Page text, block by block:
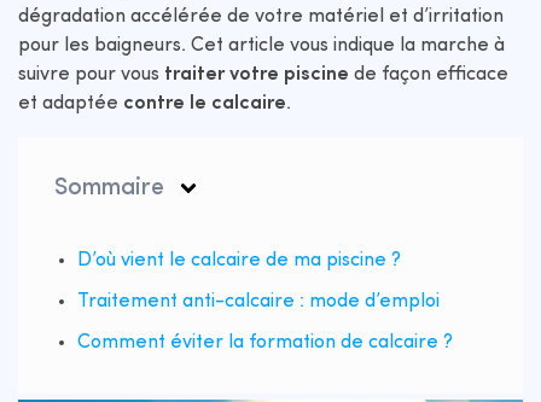
dégradation accélérée de votre matériel et d’irritation
pour les baigneurs. Cet article vous indique la marche à
suivre pour vous traiter votre piscine de façon efficace
et adaptée contre le calcaire.
Sommaire
D’où vient le calcaire de ma piscine ?
Traitement anti-calcaire : mode d’emploi
Comment éviter la formation de calcaire ?